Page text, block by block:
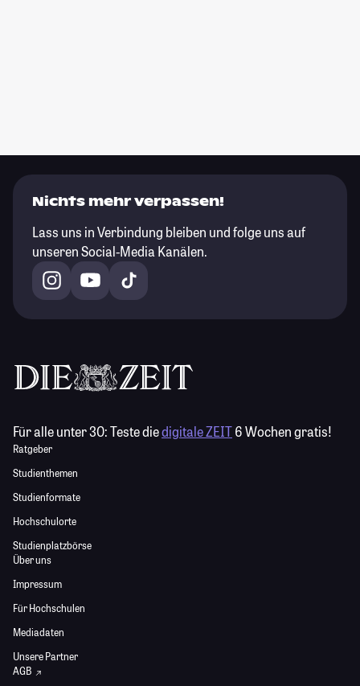
Nichts mehr verpassen!
Lass uns in Verbindung bleiben und folge uns auf
unseren Social-Media Kanälen.
Für alle unter 30:Teste diedigitale ZEIT6 Wochen gratis!
Ratgeber
Studienthemen
Studienformate
Hochschulorte
Studienplatzbörse
Über uns
Impressum
Für Hochschulen
Mediadaten
Unsere Partner
AGB